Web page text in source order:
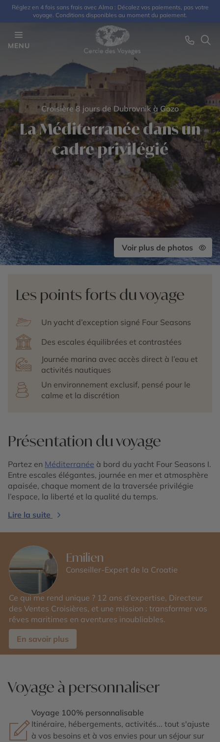
Réglez en 4 fois sans frais avec Alma : Décalez vos paiements, pas votre
voyage. Conditions disponibles au moment du paiement.
MENU
Croisière 8 jours de Dubrovnik à Gozo
La Méditerranée dans un
cadre privilégié
Voir plus de photos
Les points forts du voyage
Un yacht d’exception signé Four Seasons
Des escales équilibrées et contrastées
Journée marina avec accès direct à l’eau et
activités nautiques
Un environnement exclusif, pensé pour le
calme et la discrétion
Présentation du voyage
Partez en Méditerranée à bord du yacht Four Seasons I.
Entre escales élégantes, journée en mer et atmosphère
apaisée, chaque moment de la traversée privilégie
l’espace, la liberté et la qualité du temps.
Lire la suite
Emilien
Conseiller-Expert de la Croatie
Ce qui me rend unique ? 12 ans d’expertise, Directeur
des Ventes Croisières, et une mission : transformer vos
rêves maritimes en aventures inoubliables.
En savoir plus
Voyage à personnaliser
Voyage 100% personnalisable
Itinéraire, hébergements, activités... tout s'ajuste
à vos besoins et à vos envies pour un séjour sur